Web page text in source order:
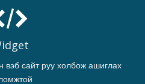
вэб сайт руу холбож ашиглах